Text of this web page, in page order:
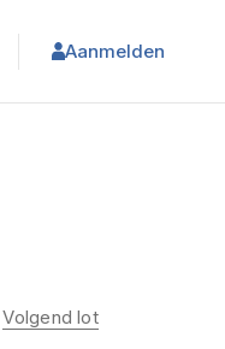
Aanmelden
Volgend lot